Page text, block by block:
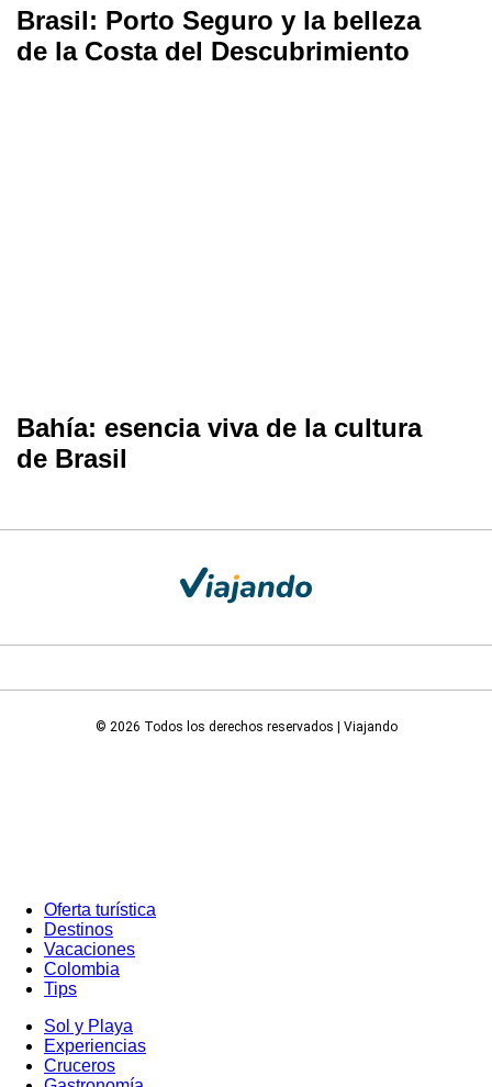
Brasil: Porto Seguro y la belleza
de la Costa del Descubrimiento
Bahía: esencia viva de la cultura
de Brasil
© 2026 Todos los derechos reservados | Viajando
Oferta turística
Destinos
Vacaciones
Colombia
Tips
Sol y Playa
Experiencias
Cruceros